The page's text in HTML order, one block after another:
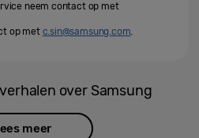
neem contact op met
op met c.sin@samsung.com.
over Samsung
meer